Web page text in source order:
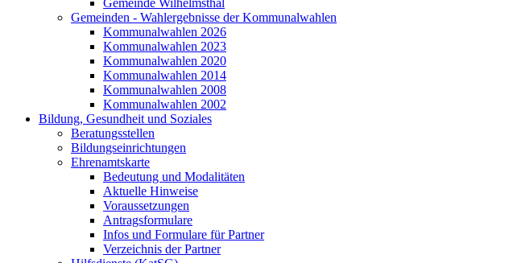
Gemeinde Wilhelmsthal
Gemeinden - Wahlergebnisse der Kommunalwahlen
Kommunalwahlen 2026
Kommunalwahlen 2023
Kommunalwahlen 2020
Kommunalwahlen 2014
Kommunalwahlen 2008
Kommunalwahlen 2002
Bildung, Gesundheit und Soziales
Beratungsstellen
Bildungseinrichtungen
Ehrenamtskarte
Bedeutung und Modalitäten
Aktuelle Hinweise
Voraussetzungen
Antragsformulare
Infos und Formulare für Partner
Verzeichnis der Partner